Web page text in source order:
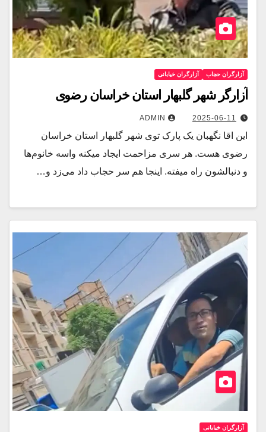
آزارگران حجاب آزارگران خیابانی
آزارگر شهر گلبهار استان خراسان رضوی
2025-06-11
ADMIN
این اقا نگهبان یک پارک توی شهر گلبهار استان خراسان
رضوی هست. هر سری مزاحمت ایجاد میکنه واسه خانوم‌ها
و دنبالشون راه میفته. اینجا هم سر حجاب داد می‌زد و…
آزارگران خیابانی